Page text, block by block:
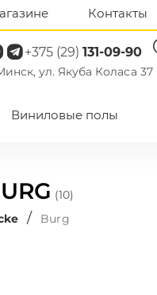
Контакты
+375 (29)131-09-90
ул. Якуба Коласа 37
Виниловые полы
(10)
/ Burg